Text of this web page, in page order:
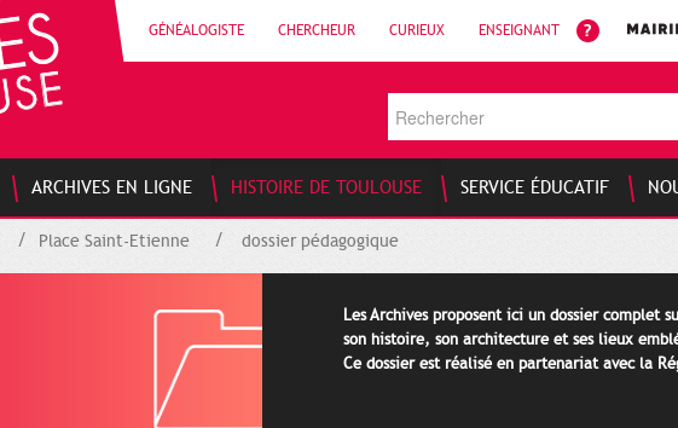
GÉNÉALOGISTE CHERCHEUR CURIEUX ENSEIGNANT
ARCHIVES EN LIGNE HISTOIRE DE TOULOUSE SERVICE ÉDUCATIF
Place Saint-Etienne dossier pédagogique
Les Archives proposent ici un dossier complet
son histoire, son architecture et ses lieux
Ce dossier est réalisé en partenariat avec la